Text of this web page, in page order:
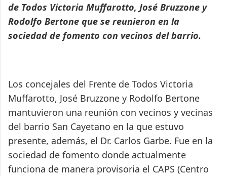
de Todos Victoria Muffarotto, José Bruzzone y
Rodolfo Bertone que se reunieron en la
sociedad de fomento con vecinos del barrio.
Los concejales del Frente de Todos Victoria
Muffarotto, José Bruzzone y Rodolfo Bertone
mantuvieron una reunión con vecinos y vecinas
del barrio San Cayetano en la que estuvo
presente, además, el Dr. Carlos Garbe. Fue en la
sociedad de fomento donde actualmente
funciona de manera provisoria el CAPS (Centro